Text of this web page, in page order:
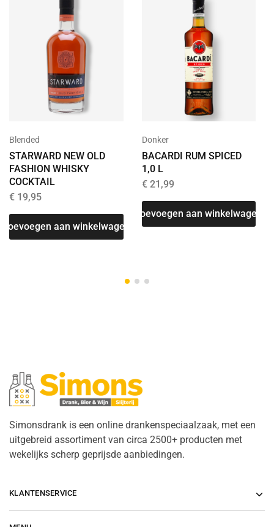
Blended
STARWARD NEW OLD
FASHION WHISKY
COCKTAIL
€ 19,95
Toevoegen aan winkelwagen
Donker
BACARDI RUM SPICED
1,0 L
€21,99
Toevoegen aan winkelwagen
Simonsdrank is een online drankenspeciaalzaak, met een
uitgebreid assortiment van circa 2500+ producten met
wekelijks scherp geprijsde aanbiedingen.
KLANTENSERVICE